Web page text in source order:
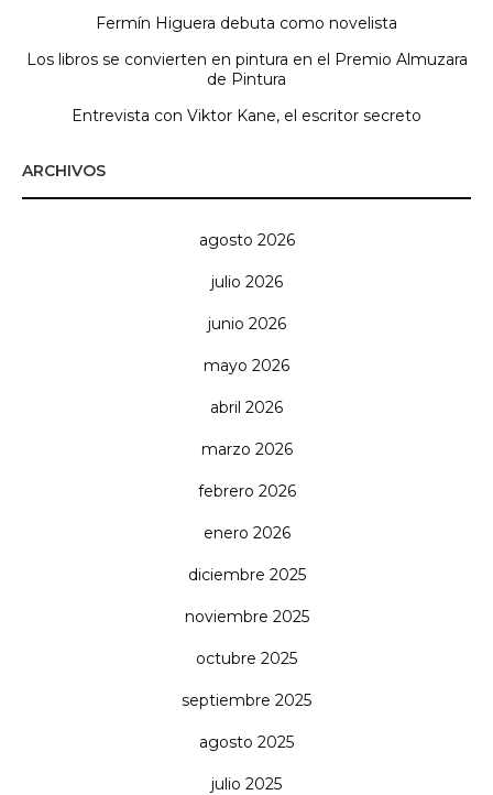
Fermín Higuera debuta como novelista
Los libros se convierten en pintura en el Premio Almuzara
de Pintura
Entrevista con Viktor Kane, el escritor secreto
ARCHIVOS
agosto 2026
julio 2026
junio 2026
mayo 2026
abril 2026
marzo 2026
febrero 2026
enero 2026
diciembre 2025
noviembre 2025
octubre 2025
septiembre 2025
agosto 2025
julio 2025